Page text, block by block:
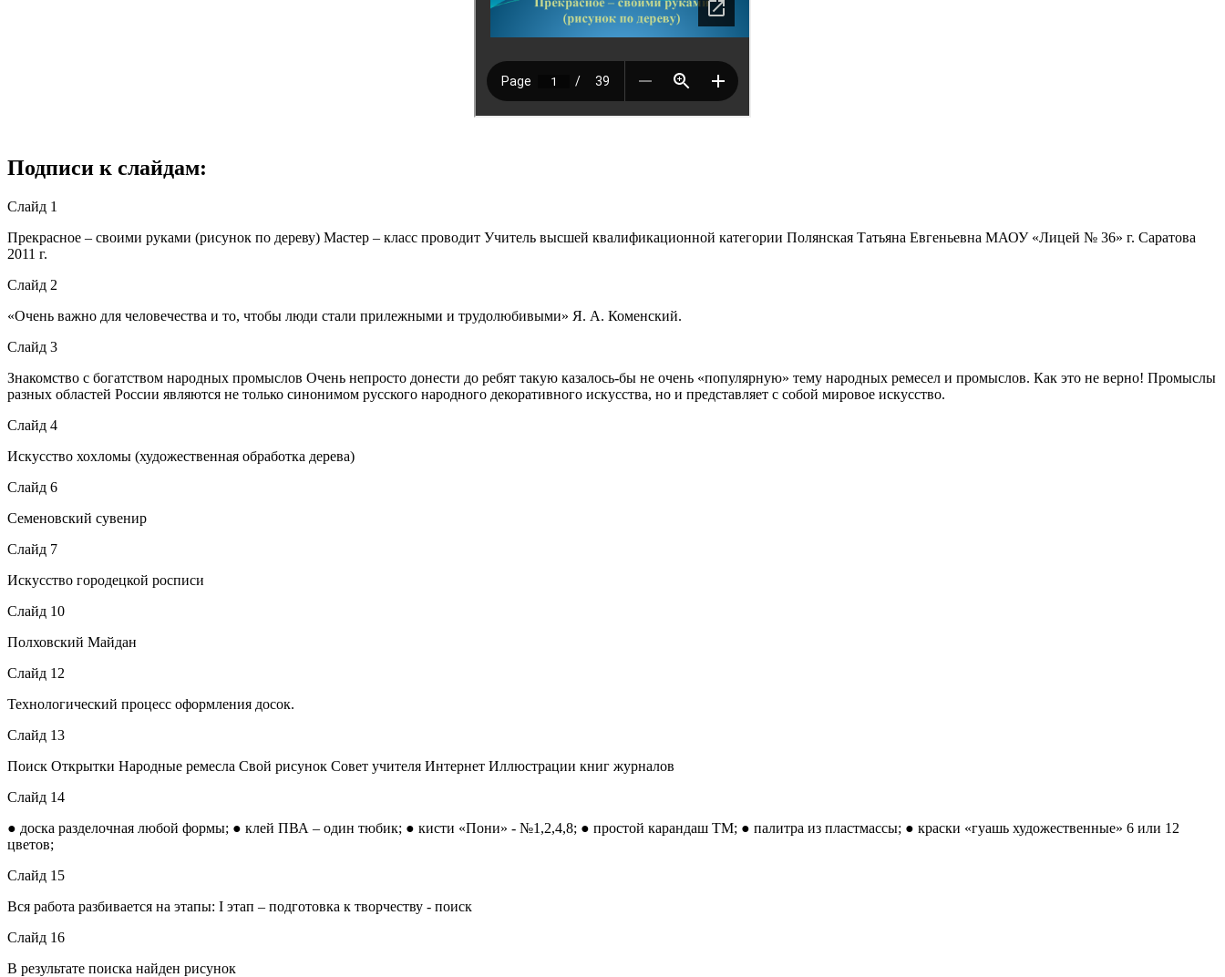
Подписи к слайдам:
Слайд 1
Прекрасное – своими руками (рисунок по дереву) Мастер – класс проводит Учитель высшей квалификационной категории Полянская Татьяна Евгеньевна МАОУ «Лицей № 36» г. Саратова
2011 г.
Слайд 2
«Очень важно для человечества и то, чтобы люди стали прилежными и трудолюбивыми» Я. А. Коменский.
Слайд 3
Знакомство с богатством народных промыслов Очень непросто донести до ребят такую казалось-бы не очень «популярную» тему народных ремесел и промыслов. Как это не верно! Промыслы
разных областей России являются не только синонимом русского народного декоративного искусства, но и представляет с собой мировое искусство.
Слайд 4
Искусство хохломы (художественная обработка дерева)
Слайд 6
Семеновский сувенир
Слайд 7
Искусство городецкой росписи
Слайд 10
Полховский Майдан
Слайд 12
Технологический процесс оформления досок.
Слайд 13
Поиск Открытки Народные ремесла Свой рисунок Совет учителя Интернет Иллюстрации книг журналов
Слайд 14
● доска разделочная любой формы; ● клей ПВА – один тюбик; ● кисти «Пони» - №1,2,4,8; ● простой карандаш ТМ; ● палитра из пластмассы; ● краски «гуашь художественные» 6 или 12
цветов;
Слайд 15
Вся работа разбивается на этапы: I этап – подготовка к творчеству - поиск
Слайд 16
В результате поиска найден рисунок